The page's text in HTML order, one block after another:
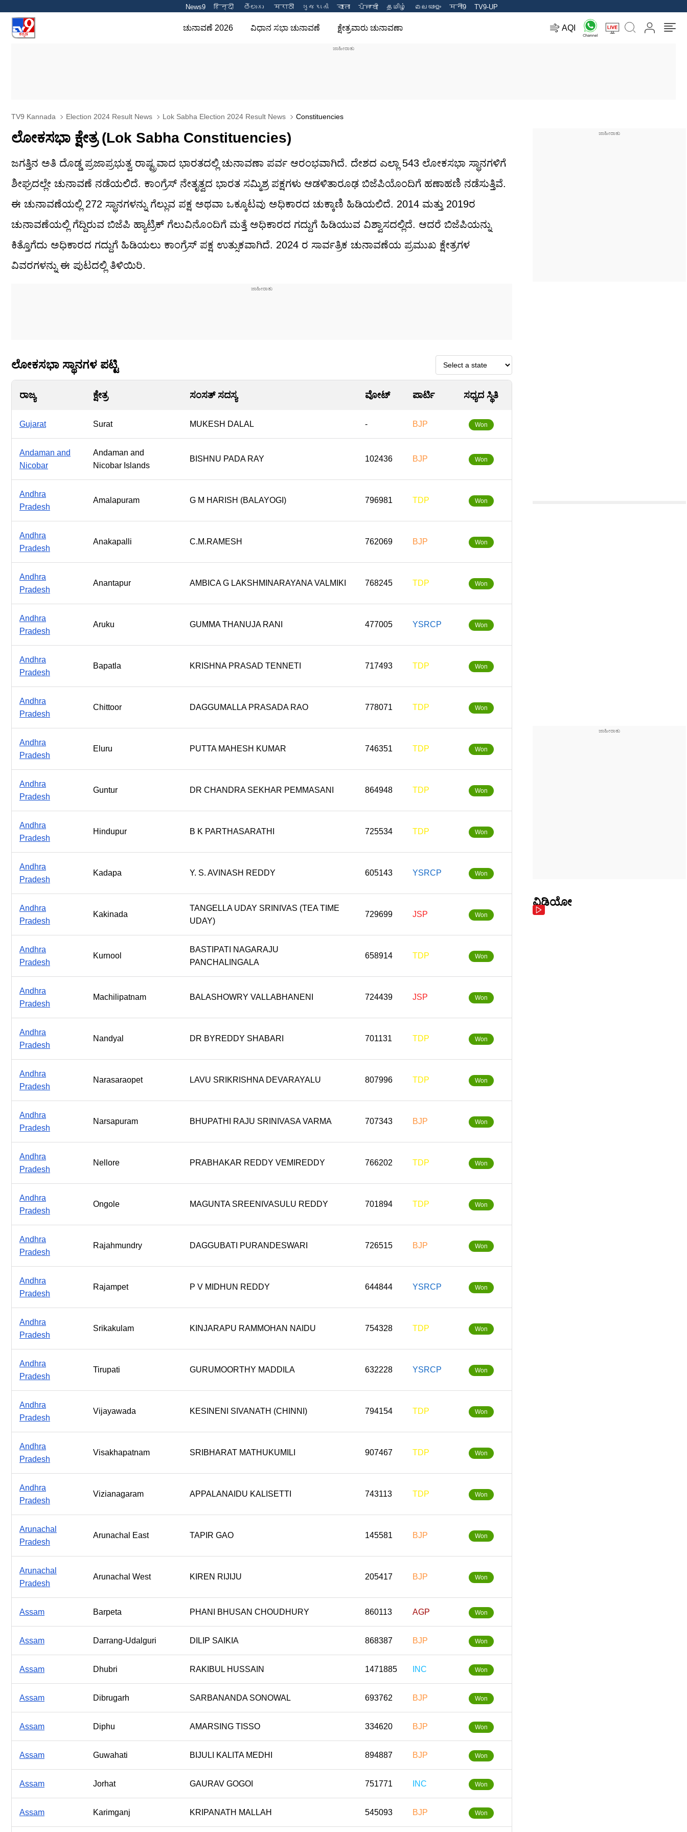
News9 हिन्दी తెలుగు मराठी ગુજરાતી বাংলা ਪੰਜਾਬੀ தமிழ் മലയാളം मनी9 TV9-UP
ಚುನಾವಣೆ 2026 ವಿಧಾನ ಸಭಾ ಚುನಾವಣೆ ಕ್ಷೇತ್ರವಾರು ಚುನಾವಣಾ AQI
TV9 Kannada Election 2024 Result News Lok Sabha Election 2024 Result News Constituencies
ಲೋಕಸಭಾ ಕ್ಷೇತ್ರ (Lok Sabha Constituencies)
ಜಗತ್ತಿನ ಅತಿ ದೊಡ್ಡ ಪ್ರಜಾಪ್ರಭುತ್ವ ರಾಷ್ಟ್ರವಾದ ಭಾರತದಲ್ಲಿ ಚುನಾವಣಾ ಪರ್ವ ಆರಂಭವಾಗಿದೆ. ದೇಶದ ಎಲ್ಲಾ 543 ಲೋಕಸಭಾ ಸ್ಥಾನಗಳಿಗೆ
ಶೀಘ್ರದಲ್ಲೇ ಚುನಾವಣೆ ನಡೆಯಲಿದೆ. ಕಾಂಗ್ರೆಸ್ ನೇತೃತ್ವದ ಭಾರತ ಸಮ್ಮಿಶ್ರ ಪಕ್ಷಗಳು ಆಡಳಿತಾರೂಢ ಬಿಜೆಪಿಯೊಂದಿಗೆ ಹಣಾಹಣಿ ನಡೆಸುತ್ತಿವೆ.
ಈ ಚುನಾವಣೆಯಲ್ಲಿ 272 ಸ್ಥಾನಗಳನ್ನು ಗೆಲ್ಲುವ ಪಕ್ಷ ಅಥವಾ ಒಕ್ಕೂಟವು ಅಧಿಕಾರದ ಚುಕ್ಕಾಣಿ ಹಿಡಿಯಲಿದೆ. 2014 ಮತ್ತು 2019ರ
ಚುನಾವಣೆಯಲ್ಲಿ ಗೆದ್ದಿರುವ ಬಿಜೆಪಿ ಹ್ಯಾಟ್ರಿಕ್ ಗೆಲುವಿನೊಂದಿಗೆ ಮತ್ತೆ ಅಧಿಕಾರದ ಗದ್ದುಗೆ ಹಿಡಿಯುವ ವಿಶ್ವಾಸದಲ್ಲಿದೆ. ಆದರೆ ಬಿಜೆಪಿಯನ್ನು
ಕಿತ್ತೊಗೆದು ಅಧಿಕಾರದ ಗದ್ದುಗೆ ಹಿಡಿಯಲು ಕಾಂಗ್ರೆಸ್ ಪಕ್ಷ ಉತ್ಸುಕವಾಗಿದೆ. 2024 ರ ಸಾರ್ವತ್ರಿಕ ಚುನಾವಣೆಯ ಪ್ರಮುಖ ಕ್ಷೇತ್ರಗಳ
ವಿವರಗಳನ್ನು ಈ ಪುಟದಲ್ಲಿ ತಿಳಿಯಿರಿ.
ಲೋಕಸಭಾ ಸ್ಥಾನಗಳ ಪಟ್ಟಿ
ರಾಜ್ಯ ಕ್ಷೇತ್ರ ಸಂಸತ್ ಸದಸ್ಯ ವೋಟ್ ಪಾರ್ಟಿ ಸಧ್ಯದ ಸ್ಥಿತಿ
Gujarat Surat MUKESH DALAL - BJP Won
Andaman and
Nicobar
Andaman and
Nicobar Islands
BISHNU PADA RAY 102436 BJP Won
Andhra
Pradesh
Amalapuram G M HARISH (BALAYOGI) 796981 TDP Won
Andhra
Pradesh
Anakapalli C.M.RAMESH 762069 BJP Won
Andhra
Pradesh
Anantapur AMBICA G LAKSHMINARAYANA VALMIKI 768245 TDP Won
Andhra
Pradesh
Aruku GUMMA THANUJA RANI 477005 YSRCP Won
Andhra
Pradesh
Bapatla KRISHNA PRASAD TENNETI 717493 TDP Won
Andhra
Pradesh
Chittoor DAGGUMALLA PRASADA RAO 778071 TDP Won
Andhra
Pradesh
Eluru PUTTA MAHESH KUMAR 746351 TDP Won
Andhra
Pradesh
Guntur DR CHANDRA SEKHAR PEMMASANI 864948 TDP Won
Andhra
Pradesh
Hindupur B K PARTHASARATHI 725534 TDP Won
Andhra
Pradesh
Kadapa Y. S. AVINASH REDDY 605143 YSRCP Won
Andhra
Pradesh
Kakinada
TANGELLA UDAY SRINIVAS (TEA TIME
UDAY)
729699 JSP Won
Andhra
Pradesh
Kurnool
BASTIPATI NAGARAJU
PANCHALINGALA
658914 TDP Won
Andhra
Pradesh
Machilipatnam BALASHOWRY VALLABHANENI 724439 JSP Won
Andhra
Pradesh
Nandyal DR BYREDDY SHABARI 701131 TDP Won
Andhra
Pradesh
Narasaraopet LAVU SRIKRISHNA DEVARAYALU 807996 TDP Won
Andhra
Pradesh
Narsapuram BHUPATHI RAJU SRINIVASA VARMA 707343 BJP Won
Andhra
Pradesh
Nellore PRABHAKAR REDDY VEMIREDDY 766202 TDP Won
Andhra
Pradesh
Ongole MAGUNTA SREENIVASULU REDDY 701894 TDP Won
Andhra
Pradesh
Rajahmundry DAGGUBATI PURANDESWARI 726515 BJP Won
Andhra
Pradesh
Rajampet P V MIDHUN REDDY 644844 YSRCP Won
Andhra
Pradesh
Srikakulam KINJARAPU RAMMOHAN NAIDU 754328 TDP Won
Andhra
Pradesh
Tirupati GURUMOORTHY MADDILA 632228 YSRCP Won
Andhra
Pradesh
Vijayawada KESINENI SIVANATH (CHINNI) 794154 TDP Won
Andhra
Pradesh
Visakhapatnam SRIBHARAT MATHUKUMILI 907467 TDP Won
Andhra
Pradesh
Vizianagaram APPALANAIDU KALISETTI 743113 TDP Won
Arunachal
Pradesh
Arunachal East TAPIR GAO 145581 BJP Won
Arunachal
Pradesh
Arunachal West KIREN RIJIJU 205417 BJP Won
Assam Barpeta PHANI BHUSAN CHOUDHURY 860113 AGP Won
Assam Darrang-Udalguri DILIP SAIKIA 868387 BJP Won
Assam Dhubri RAKIBUL HUSSAIN 1471885 INC Won
Assam Dibrugarh SARBANANDA SONOWAL 693762 BJP Won
Assam Diphu AMARSING TISSO 334620 BJP Won
Assam Guwahati BIJULI KALITA MEDHI 894887 BJP Won
Assam Jorhat GAURAV GOGOI 751771 INC Won
Assam Karimganj KRIPANATH MALLAH 545093 BJP Won
ವಿಡಿಯೋ